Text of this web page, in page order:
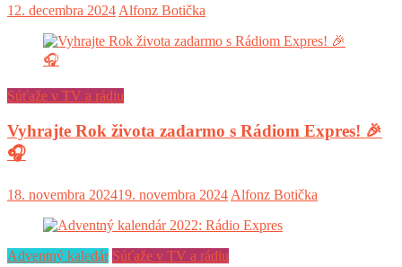
12. decembra 2024Alfonz Botička
Súťaže v TV a rádiu
Vyhrajte Rok života zadarmo s Rádiom Expres! 🎉
🎧
18. novembra 202419. novembra 2024 Alfonz Botička
Adventný kaledár Súťaže v TV a rádiu